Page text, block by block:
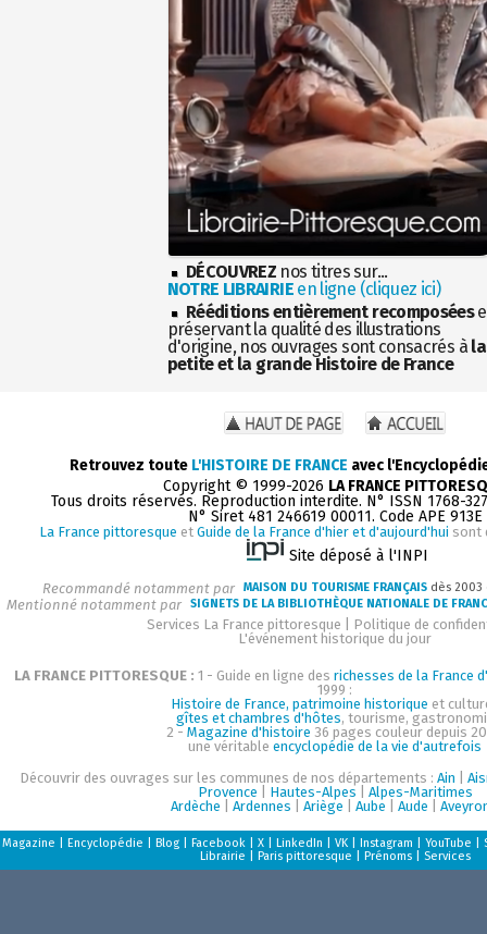
DÉCOUVREZ nos titres sur...
NOTRE LIBRAIRIEen ligne (cliquez ici)
Rééditions entièrement recomposées
préservant la qualité des illustrations
d'origine, nos ouvrages sont consacrés à la
petite et la grande Histoire de France
Retrouvez toute L'HISTOIRE DE FRANCE avec
Copyright © 1999-2026 LA FRANCE
Tous droits réservés. Reproduction interdite. N° ISSN 1768-
N° Siret 481 246619 00011. Code APE 913E
La France pittoresque et Guide de la France d'hier et d'aujourd'hui sont
Site déposé à l'INPI
Recommandé notamment par MAISON DU TOURISME FRANÇAIS dès
Mentionné notamment par SIGNETS DE LA BIBLIOTHÈQUE NATIONALE DE
Services La France pittoresque
Politique de
L'événement historique du jour
LA FRANCE PITTORESQUE : 1 - Guide en ligne des richesses de la France
1999 :
Histoire de France, patrimoine historique et
gîtes et chambres d'hôtes, tourisme,
2 - Magazine d'histoire 36 pages couleur depuis
une véritable encyclopédie de la vie d'autrefois
Découvrir des ouvrages sur les communes de nos départements : Ain
Provence
Hautes-Alpes
Alpes-Maritimes
Ardèche
Ardennes Ariège Aube Aude
Magazine Encyclopédie Blog| Facebook| X| LinkedIn VK| Instagram YouTube
Librairie
Paris pittoresque Prénoms| Services